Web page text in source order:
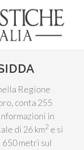
Regione
conta 255
in
di 26 km2 e si
metri sul